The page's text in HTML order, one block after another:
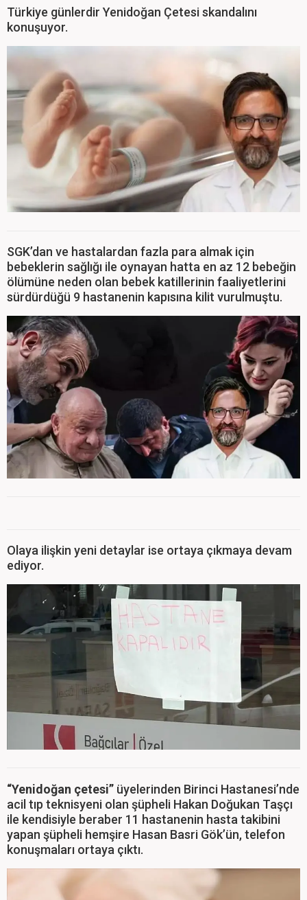
Türkiye günlerdir Yenidoğan Çetesi skandalını
konuşuyor.
SGK’dan ve hastalardan fazla para almak için
bebeklerin sağlığı ile oynayan hatta en az 12 bebeğin
ölümüne neden olan bebek katillerinin faaliyetlerini
sürdürdüğü 9 hastanenin kapısına kilit vurulmuştu.
Olaya ilişkin yeni detaylar ise ortaya çıkmaya devam
ediyor.
“Yenidoğan çetesi” üyelerinden Birinci Hastanesi’nde
acil tıp teknisyeni olan şüpheli Hakan Doğukan Taşçı
ile kendisiyle beraber 11 hastanenin hasta takibini
yapan şüpheli hemşire Hasan Basri Gök’ün, telefon
konuşmaları ortaya çıktı.